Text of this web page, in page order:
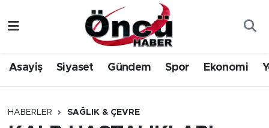
Asayiş Siyaset Gündem Spor Ekonomi
HABERLER SAĞLIK & ÇEVRE
Gündem
Sağlık & Çevre
Düzce Nöbetçi Eczaneler
Düzce Hava Durumu
Düzce Namaz Vakitleri